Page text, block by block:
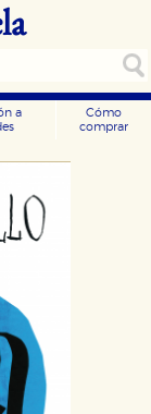
a
Cómo
comprar